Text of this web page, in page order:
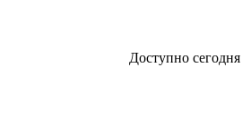
Доступно сегодня